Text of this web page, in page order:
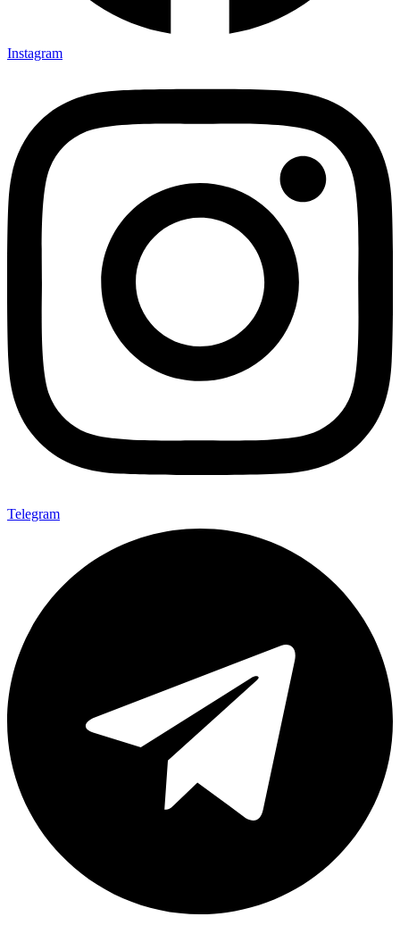
Instagram
Telegram